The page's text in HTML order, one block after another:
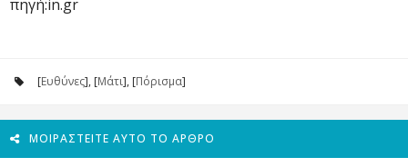
πηγή:in.gr
[Ευθύνες], [Μάτι], [Πόρισμα]
ΜΟΙΡΑΣΤΕΊΤΕ ΑΥΤΌ ΤΟ ΆΡΘΡΟ